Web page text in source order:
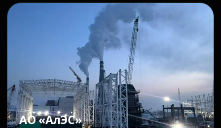
АО «АлЭС»